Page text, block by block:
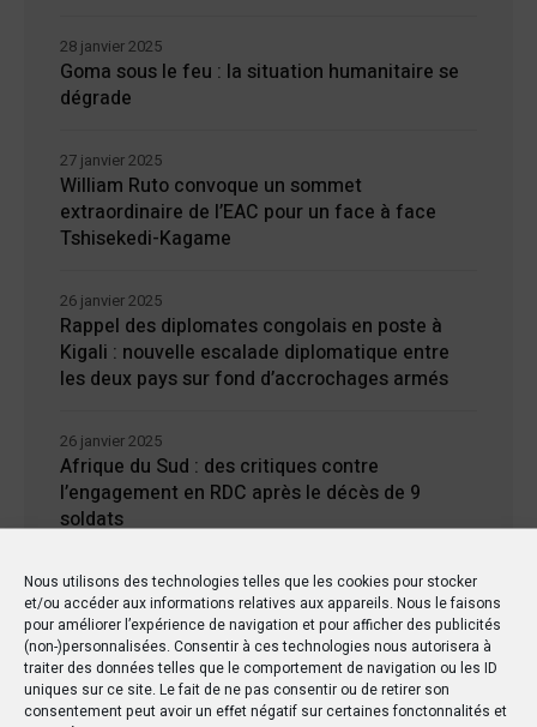
Nous utilisons des technologies telles que les cookies pour stocker
et/ou accéder aux informations relatives aux appareils. Nous le faisons
pour améliorer l’expérience de navigation et pour afficher des publicités
(non-)personnalisées. Consentir à ces technologies nous autorisera à
traiter des données telles que le comportement de navigation ou les ID
uniques sur ce site. Le fait de ne pas consentir ou de retirer son
consentement peut avoir un effet négatif sur certaines fonctonnalités et
Goma sous le feu : la situation humanitaire se
dégrade
28 janvier 2025
William Ruto convoque un sommet
extraordinaire de l’EAC pour un face à face
Tshisekedi-Kagame
27 janvier 2025
Rappel des diplomates congolais en poste à
Kigali : nouvelle escalade diplomatique entre
les deux pays sur fond d’accrochages armés
26 janvier 2025
Afrique du Sud : des critiques contre
l’engagement en RDC après le décès de 9
soldats
26 janvier 2025
Kisangani : Une ville riche en eaux mais en
manque d’électricité
24 janvier 2025